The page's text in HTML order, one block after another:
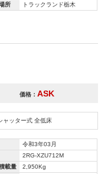
所
トラックランド栃木
価格： ASK
ャッター式 全低床
令和3年03月
2RG-XZU712M
載量
2,950Kg